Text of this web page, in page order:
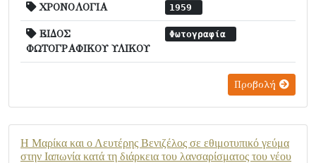
ΧΡΟΝΟΛΟΓΙΑ 1959
ΕΙΔΟΣ
ΦΩΤΟΓΡΑΦΙΚΟΥ ΥΛΙΚΟΥ
Φωτογραφία
Προβολή
Η Μαρίκα και ο Λευτέρης Βενιζέλος σε εθιμοτυπικό γεύμα
στην Ιαπωνία κατά τη διάρκεια του λανσαρίσματος του νέου